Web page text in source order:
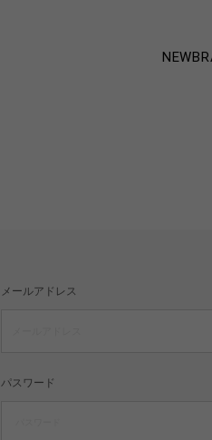
NEW
メールアドレス
パスワード